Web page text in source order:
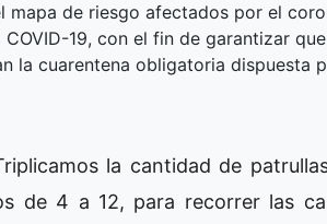
de riesgo afectados por el
19, con el fin de garantizar
la cuarentena obligatoria dispuesta
la cantidad de
de 4 a 12, para recorrer las